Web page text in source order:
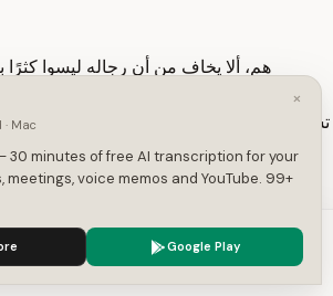
هم، ألا يخاف من أن رجاله ليسوا
الموقف؟ أنا هنا من ذاك الذي يرتدي
تشي وو مينغ، كبير شيوخ بوابة دو جي في
إنه شخصية خطيرة يأتي
وكأنه يخشى ألا يعرف أحد أنه يشعر بعدم
اليوم الثالث الخطة جاهزة، فلندخل ونتحدث
يحتاج إلى بيئة هادئة تغيرات الطاقة ستؤثر على
your experience.
×
· Mac
30 minutes of free AI transcription for your
meetings, voice memos and YouTube. 99+
Google Play